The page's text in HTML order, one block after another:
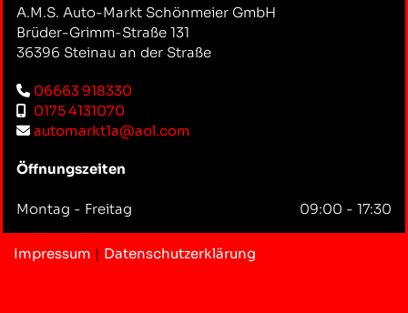
A.M.S. Auto-Markt Schönmeier GmbH
Brüder-Grimm-Straße 131
36396 Steinau an der Straße
 06663 918330
0175 4131070
 automarkt1a@aol.com
Öffnungszeiten
Montag - Freitag 09:00 - 17:30
Impressum | Datenschutzerklärung